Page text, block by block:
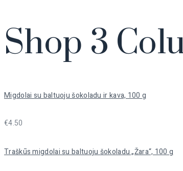
Shop 3
Migdolai su baltuoju šokoladu ir kava, 100 g
€4.50
Traškūs migdolai su baltuoju šokoladu „Žara“, 100 g